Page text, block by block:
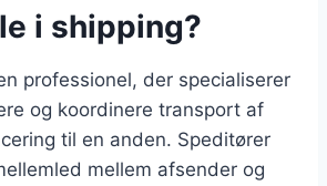
i shipping?
professionel, der specialiserer
og koordinere transport af
til en anden. Speditører
mellem afsender og